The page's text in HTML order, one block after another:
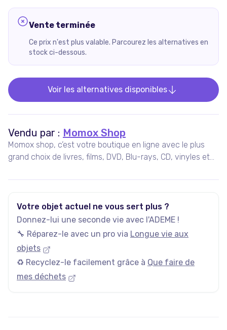
Vente terminée
Ce prix n'est plus valable. Parcourez les alternatives en
stock ci-dessous.
Voir les alternatives disponibles
Vendu par : Momox Shop
Momox shop, c’est votre boutique en ligne avec le plus
grand choix de livres, films, DVD, Blu-rays, CD, vinyles et
momox-shop.fr, c’est avant tout une philosophie, celle de
affaires inutilisées.
Votre objet actuel ne vous sert plus ?
Donnez-lui une seconde vie avec l'ADEME !
🔧 Réparez-le avec un pro via Longue vie aux
objets
♻️ Recyclez-le facilement grâce à Que faire de
mes déchets